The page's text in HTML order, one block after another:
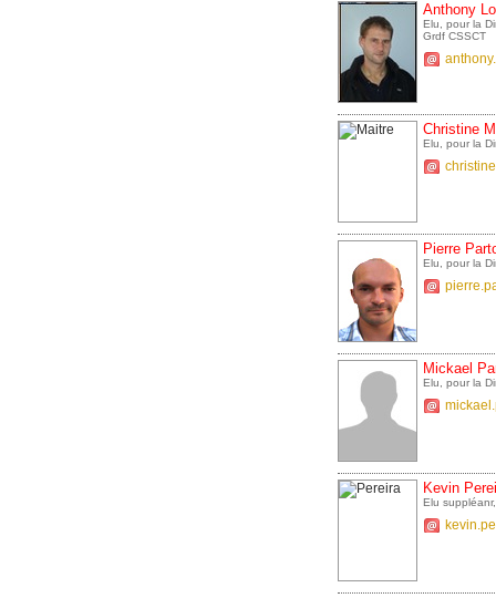
Anthony
Elu, pour la
Grdf CSSCT
Christine
Elu, pour la
Pierre
Elu, pour la
Mickael
Elu, pour la
Kevin
Elu